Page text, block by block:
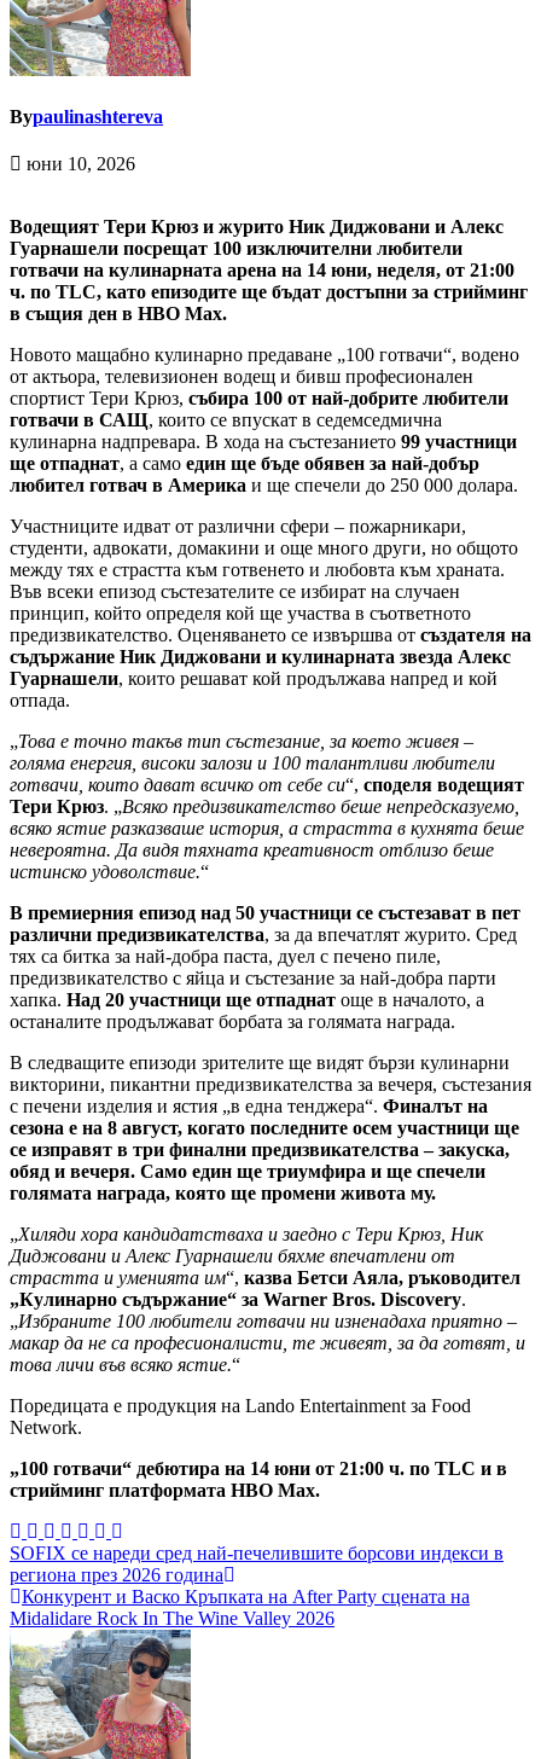
Bypaulinashtereva
юни 10, 2026
Водещият Тери Крюз и журито Ник Диджовани и Алекс
Гуарнашели посрещат 100 изключителни любители
готвачи на кулинарната арена на 14 юни, неделя, от 21:00
ч. по TLC, като епизодите ще бъдат достъпни за стрийминг
в същия ден в HBO Max.
Новото мащабно кулинарно предаване „100 готвачи“, водено
от актьора, телевизионен водещ и бивш професионален
спортист Тери Крюз, събира 100 от най-добрите любители
готвачи в САЩ, които се впускат в седемседмична
кулинарна надпревара. В хода на състезанието 99 участници
ще отпаднат, а само един ще бъде обявен за най-добър
любител готвач в Америка и ще спечели до 250 000 долара.
Участниците идват от различни сфери – пожарникари,
студенти, адвокати, домакини и още много други, но общото
между тях е страстта към готвенето и любовта към храната.
Във всеки епизод състезателите се избират на случаен
принцип, който определя кой ще участва в съответното
предизвикателство. Оценяването се извършва от създателя на
съдържание Ник Диджовани и кулинарната звезда Алекс
Гуарнашели, които решават кой продължава напред и кой
отпада.
„Това е точно такъв тип състезание, за което живея –
голяма енергия, високи залози и 100 талантливи любители
готвачи, които дават всичко от себе си“, споделя водещият
Тери Крюз. „Всяко предизвикателство беше непредсказуемо,
всяко ястие разказваше история, а страстта в кухнята беше
невероятна. Да видя тяхната креативност отблизо беше
истинско удоволствие.“
В премиерния епизод над 50 участници се състезават в пет
различни предизвикателства, за да впечатлят журито. Сред
тях са битка за най-добра паста, дуел с печено пиле,
предизвикателство с яйца и състезание за най-добра парти
хапка. Над 20 участници ще отпаднат още в началото, а
останалите продължават борбата за голямата награда.
В следващите епизоди зрителите ще видят бързи кулинарни
викторини, пикантни предизвикателства за вечеря, състезания
с печени изделия и ястия „в една тенджера“. Финалът на
сезона е на 8 август, когато последните осем участници ще
се изправят в три финални предизвикателства – закуска,
обяд и вечеря. Само един ще триумфира и ще спечели
голямата награда, която ще промени живота му.
„Хиляди хора кандидатстваха и заедно с Тери Крюз, Ник
Диджовани и Алекс Гуарнашели бяхме впечатлени от
страстта и уменията им“, казва Бетси Аяла, ръководител
„Кулинарно съдържание“ за Warner Bros. Discovery.
„Избраните 100 любители готвачи ни изненадаха приятно –
макар да не са професионалисти, те живеят, за да готвят, и
това личи във всяко ястие.“
Поредицата е продукция на Lando Entertainment за Food
Network.
„100 готвачи“ дебютира на 14 юни от 21:00 ч. по TLC и в
стрийминг платформата HBO Max.
Навигация
SOFIX се нареди сред най-печелившите борсови индекси в
региона през 2026 година
Конкурент и Васко Кръпката на After Party сцената на
Midalidare Rock In The Wine Valley 2026